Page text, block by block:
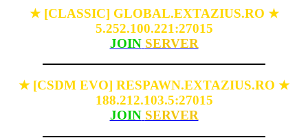
★[CLASSIC] GLOBAL.EXTAZIUS.RO ★
5.252.100.221:27015
JOIN SERVER
★ [CSDM EVO] RESPAWN.EXTAZIUS.RO ★
188.212.103.5:27015
JOIN SERVER